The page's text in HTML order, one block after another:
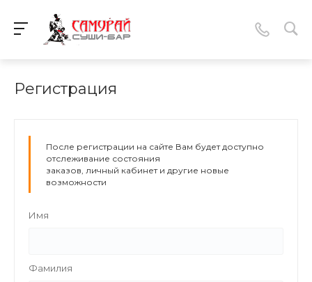
Регистрация
После регистрации на сайте Вам будет доступно
отслеживание состояния
заказов, личный кабинет и другие новые
возможности
Имя
Фамилия